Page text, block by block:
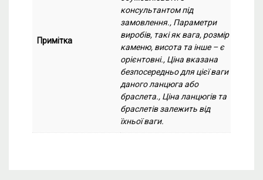
Примітка
консультантом під
замовлення., Параметри
виробів, такі як вага, розмір
каменю, висота та інше – є
орієнтовні., Ціна вказана
безпосередньо для цієї ваги
даного ланцюга або
браслета., Ціна ланцюгів та
браслетів залежить від
їхньої ваги.